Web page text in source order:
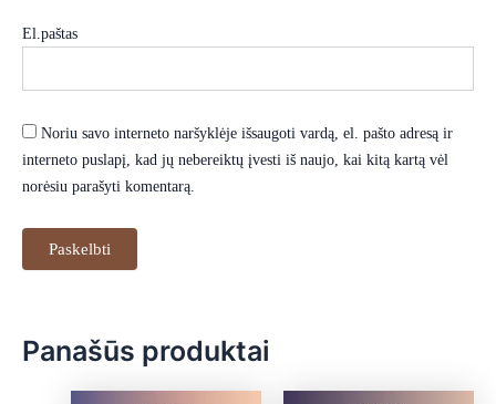
El.paštas
Noriu savo interneto naršyklėje išsaugoti vardą, el. pašto adresą ir
interneto puslapį, kad jų nebereiktų įvesti iš naujo, kai kitą kartą vėl
norėsiu parašyti komentarą.
Panašūs produktai